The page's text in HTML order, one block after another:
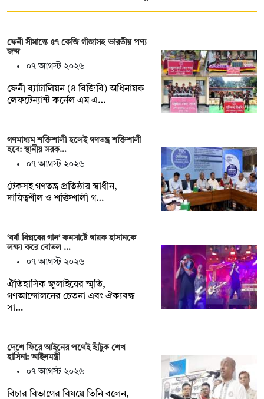
ফেনী সীমান্তে ৫৭ কেজি গাঁজাসহ ভারতীয় পণ্য
জব্দ
০৭ আগস্ট ২০২৬
ফেনী ব্যাটালিয়ন (৪ বিজিবি) অধিনায়ক
লেফটেন্যান্ট কর্নেল এম এ…
গণমাধ্যম শক্তিশালী হলেই গণতন্ত্র শক্তিশালী
হবে: স্থানীয় সরক…
০৭ আগস্ট ২০২৬
টেকসই গণতন্ত্র প্রতিষ্ঠায় স্বাধীন,
দায়িত্বশীল ও শক্তিশালী গ…
‘বর্ষা বিপ্লবের গান’ কনসার্টে গায়ক হাসানকে
লক্ষ্য করে বোতল …
০৭ আগস্ট ২০২৬
ঐতিহাসিক জুলাইয়ের স্মৃতি,
গণআন্দোলনের চেতনা এবং ঐক্যবদ্ধ
সা…
দেশে ফিরে আইনের পথেই হাঁটুক শেখ
হাসিনা: আইনমন্ত্রী
০৭ আগস্ট ২০২৬
বিচার বিভাগের বিষয়ে তিনি বলেন,